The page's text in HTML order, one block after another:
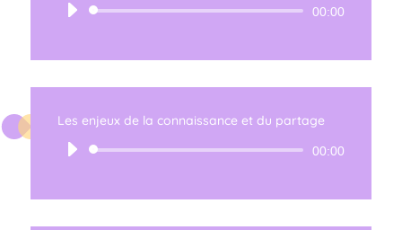
Lecteur
00:00
Les enjeux de la connaissance et du partage
Lecteur
00:00